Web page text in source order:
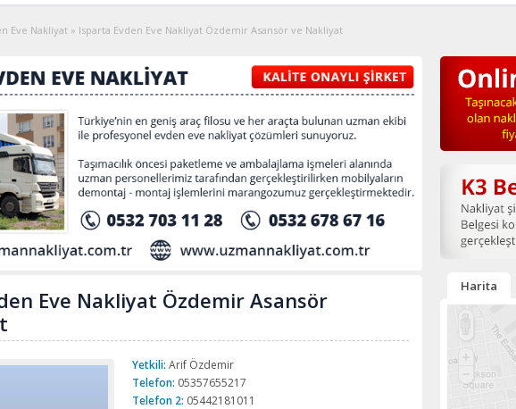
Eve Nakliyat » Isparta Evden Eve Nakliyat Özdemir Asansör ve Nakliyat
Eve Nakliyat Özdemir Asansör
Yetkili: Arif Özdemir
Telefon: 05357655217
Telefon 2: 05442181011
Harita